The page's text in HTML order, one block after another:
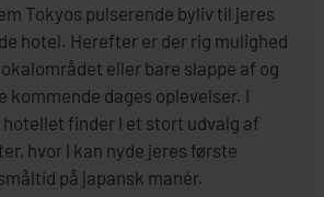
Tokyos pulserende byliv til jeres
hotel. Herefter er der rig mulighed
eller bare slappe af og
kommende dages oplevelser. I
finder I et stort udvalg af
hvor I kan nyde jeres første
på japansk manér.